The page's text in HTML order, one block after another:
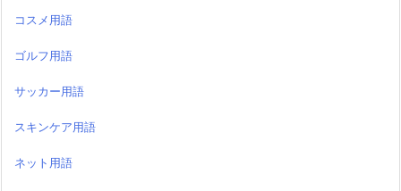
コスメ用語
ゴルフ用語
サッカー用語
スキンケア用語
ネット用語